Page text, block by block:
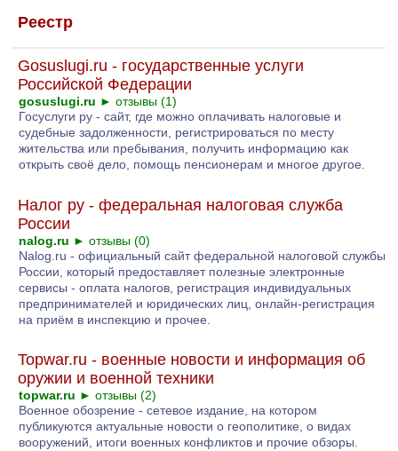
Реестр
Gosuslugi.ru - государственные услуги
Российской Федерации
gosuslugi.ru ► отзывы (1)
Госуслуги ру - сайт, где можно оплачивать налоговые и
судебные задолженности, регистрироваться по месту
жительства или пребывания, получить информацию как
открыть своё дело, помощь пенсионерам и многое другое.
Налог ру - федеральная налоговая служба
России
nalog.ru ► отзывы (0)
Nalog.ru - официальный сайт федеральной налоговой службы
России, который предоставляет полезные электронные
сервисы - оплата налогов, регистрация индивидуальных
предпринимателей и юридических лиц, онлайн-регистрация
на приём в инспекцию и прочее.
Topwar.ru - военные новости и информация об
оружии и военной техники
topwar.ru ► отзывы (2)
Военное обозрение - сетевое издание, на котором
публикуются актуальные новости о геополитике, о видах
вооружений, итоги военных конфликтов и прочие обзоры.